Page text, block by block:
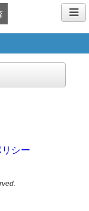
シー